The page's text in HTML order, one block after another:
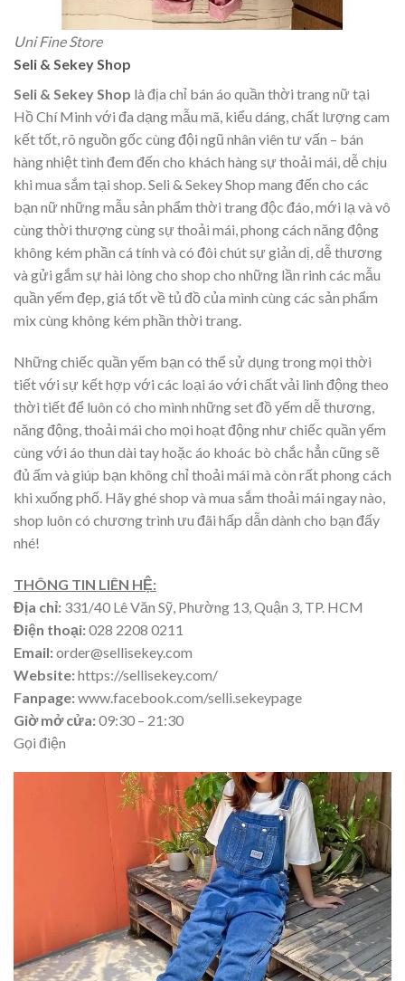
Uni Fine Store
Seli & Sekey Shop
Seli & Sekey Shop là địa chỉ bán áo quần thời trang nữ tại
Hồ Chí Minh với đa dạng mẫu mã, kiểu dáng, chất lượng cam
kết tốt, rõ nguồn gốc cùng đội ngũ nhân viên tư vấn – bán
hàng nhiệt tình đem đến cho khách hàng sự thoải mái, dễ chịu
khi mua sắm tại shop. Seli & Sekey Shop mang đến cho các
bạn nữ những mẫu sản phẩm thời trang độc đáo, mới lạ và vô
cùng thời thượng cùng sự thoải mái, phong cách năng động
không kém phần cá tính và có đôi chút sự giản dị, dễ thương
và gửi gắm sự hài lòng cho shop cho những lần rinh các mẫu
quần yếm đẹp, giá tốt về tủ đồ của mình cùng các sản phẩm
mix cùng không kém phần thời trang.
Những chiếc quần yếm bạn có thể sử dụng trong mọi thời
tiết với sự kết hợp với các loại áo với chất vải linh động theo
thời tiết để luôn có cho mình những set đồ yếm dễ thương,
năng động, thoải mái cho mọi hoạt động như chiếc quần yếm
cùng với áo thun dài tay hoặc áo khoác bò chắc hẳn cũng sẽ
đủ ấm và giúp bạn không chỉ thoải mái mà còn rất phong cách
khi xuống phố. Hãy ghé shop và mua sắm thoải mái ngay nào,
shop luôn có chương trình ưu đãi hấp dẫn dành cho bạn đấy
nhé!
THÔNG TIN LIÊN HỆ:
Địa chỉ: 331/40 Lê Văn Sỹ, Phường 13, Quận 3, TP. HCM
Điện thoại:028 2208 0211
Email:order@sellisekey.com
Website:https://sellisekey.com/
Fanpage:www.facebook.com/selli.sekeypage
Giờ mở cửa:09:30 – 21:30
Gọi điện